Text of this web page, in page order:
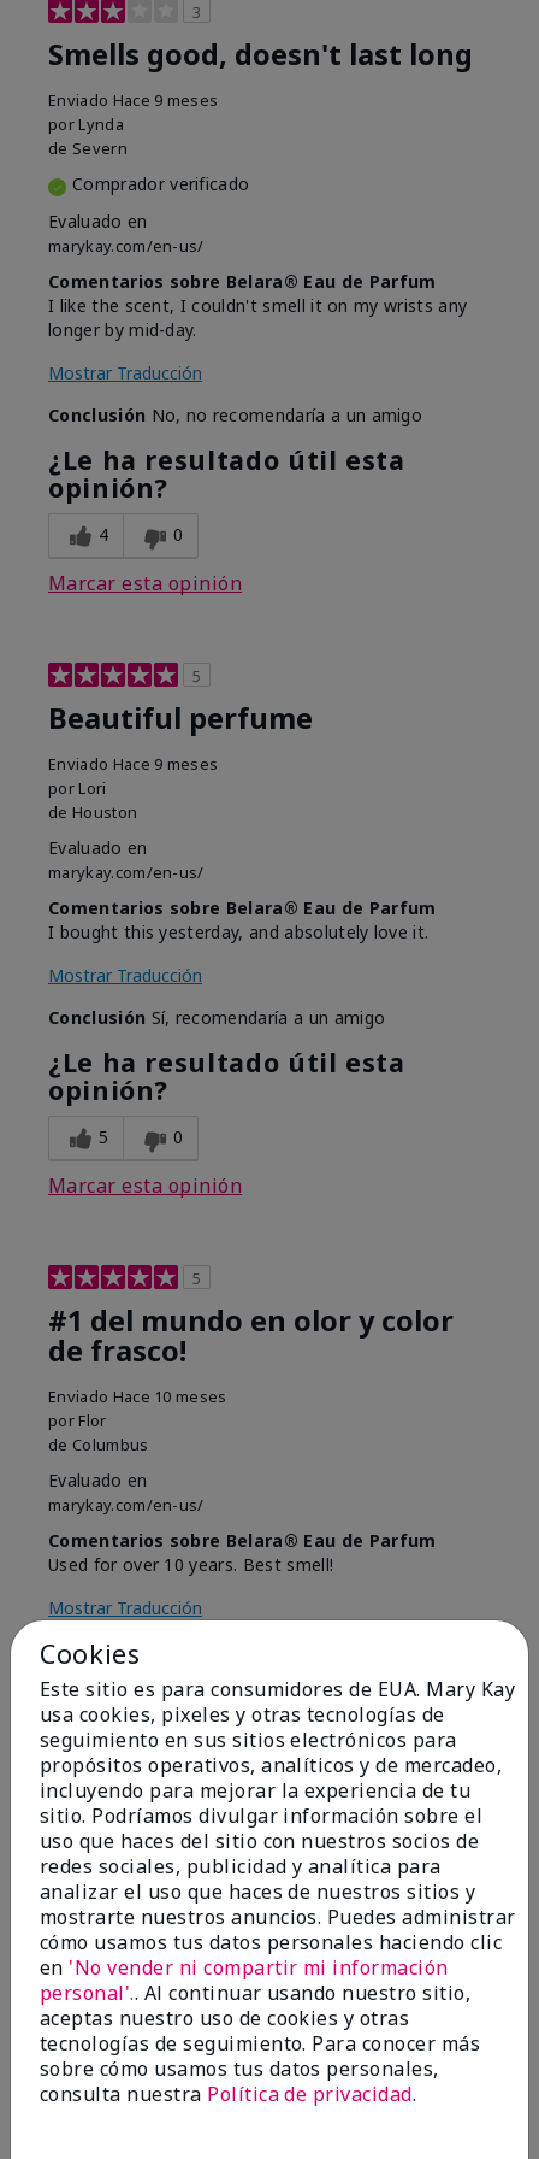
3
Smells good, doesn't last long
Enviado Hace 9 meses
por Lynda
de Severn
Comprador verificado
Evaluado en
marykay.com/en-us/
Comentarios sobre Belara® Eau de Parfum
I like the scent, I couldn't smell it on my wrists any
longer by mid-day.
Mostrar Traducción
Conclusión No, no recomendaría a un amigo
¿Le ha resultado útil esta
opinión?
4 0
Marcar esta opinión
5
Beautiful perfume
Enviado Hace 9 meses
por Lori
de Houston
Evaluado en
marykay.com/en-us/
Comentarios sobre Belara® Eau de Parfum
I bought this yesterday, and absolutely love it.
Mostrar Traducción
Conclusión Sí, recomendaría a un amigo
¿Le ha resultado útil esta
opinión?
5 0
Marcar esta opinión
5
#1 del mundo en olor y color
de frasco!
Enviado Hace 10 meses
por Flor
de Columbus
Evaluado en
marykay.com/en-us/
Comentarios sobre Belara® Eau de Parfum
Used for over 10 years. Best smell!
Mostrar Traducción
Conclusión
¿Le ha resultado útil esta
opinión?
4 0
Marcar esta opinión
5
Kristen
EnviadoHace 10 meses
por Jennifer
de MECHANCSBRG
Comprador verificado
Cookies
Este sitio es para consumidores de EUA. Mary Kay
usa cookies, pixeles y otras tecnologías de
seguimiento en sus sitios electrónicos para
propósitos operativos, analíticos y de mercadeo,
incluyendo para mejorar la experiencia de tu
sitio. Podríamos divulgar información sobre el
uso que haces del sitio con nuestros socios de
redes sociales, publicidad y analítica para
analizar el uso que haces de nuestros sitios y
mostrarte nuestros anuncios. Puedes administrar
cómo usamos tus datos personales haciendo clic
en 'No vender ni compartir mi información
personal'.. Al continuar usando nuestro sitio,
aceptas nuestro uso de cookies y otras
tecnologías de seguimiento. Para conocer más
sobre cómo usamos tus datos personales,
consulta nuestra Política de privacidad.